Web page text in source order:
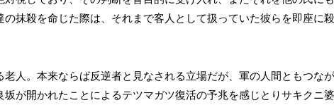
抹殺を命じた際は、それまで客人として扱っていた彼らを即座に殺
人。本来ならば反逆者と見なされる立場だが、軍の人間ともつな
が開かれたことによるテツマガツ復活の予兆を感じとりサキクニ